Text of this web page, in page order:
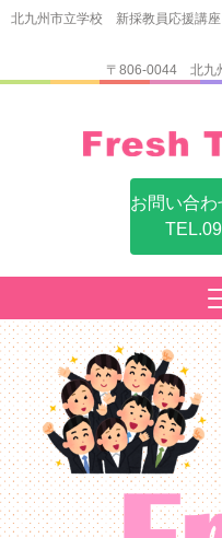
北九州市立学校 新採教員応援講
お問い
〒806-0044 北九